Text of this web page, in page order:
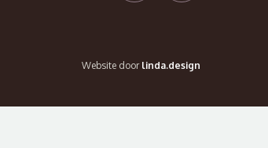
Website door linda.design